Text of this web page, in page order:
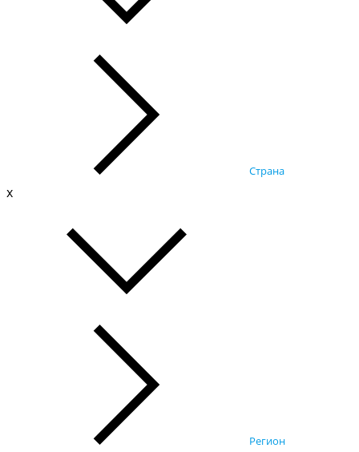
Страна
x
Регион